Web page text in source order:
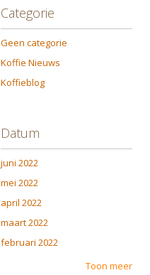
Categorie
Geen categorie
Koffie Nieuws
Koffieblog
Datum
juni 2022
mei 2022
april 2022
maart 2022
februari 2022
Toon meer